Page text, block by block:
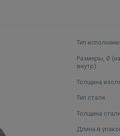
Тип
Размеры, Ø
внутр)
Толщина
Тип стали
Толщина стали
Длина в